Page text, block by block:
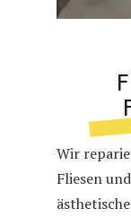
Wir
Fliesen